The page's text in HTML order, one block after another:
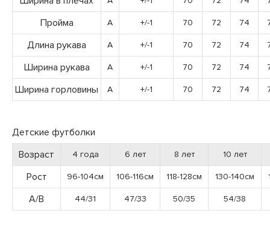
Пройма A +/-1 70 72 74
Длина рукава A +/-1 70 72 74
Ширина рукава A +/-1 70 72 74
Ширина горловины A +/-1 70 72 74
Детские футболки
Возраст
4 года 6 лет 8 лет 10 лет
Рост 96-104см 106-116см 118-128см 130-140см
А/В 44/31 47/33 50/35 54/38